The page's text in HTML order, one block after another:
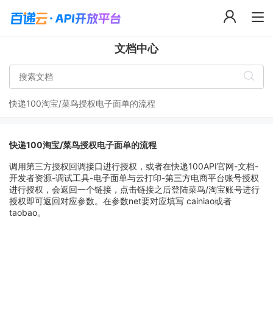
文档中心
快递100淘宝/菜鸟授权电子面单的流程
快递100淘宝/菜鸟授权电子面单的流程
调用第三方授权回调接口进行授权，或者在快递100API官网-文档-
开发者资源-调试工具-电子面单与云打印-第三方电商平台账号授权
进行授权，会返回一个链接，点击链接之后登陆菜鸟/淘宝账号进行
授权即可返回对应参数。在参数net要对应填写 cainiao或者
taobao。